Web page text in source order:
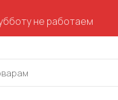
не работаем